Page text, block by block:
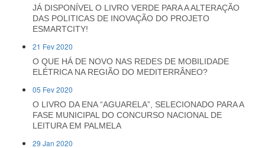
JÁ DISPONÍVEL O LIVRO VERDE PARA A ALTERAÇÃO
DAS POLITICAS DE INOVAÇÃO DO PROJETO
ESMARTCITY!
21 Fev 2020
O QUE HÁ DE NOVO NAS REDES DE MOBILIDADE
ELÉTRICA NA REGIÃO DO MEDITERRÂNEO?
05 Fev 2020
O LIVRO DA ENA “AGUARELA”, SELECIONADO PARA A
FASE MUNICIPAL DO CONCURSO NACIONAL DE
LEITURA EM PALMELA
29 Jan 2020